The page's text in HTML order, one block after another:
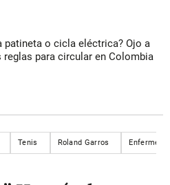
patineta o cicla eléctrica? Ojo a
reglas para circular en Colombia
Tenis Roland Garros